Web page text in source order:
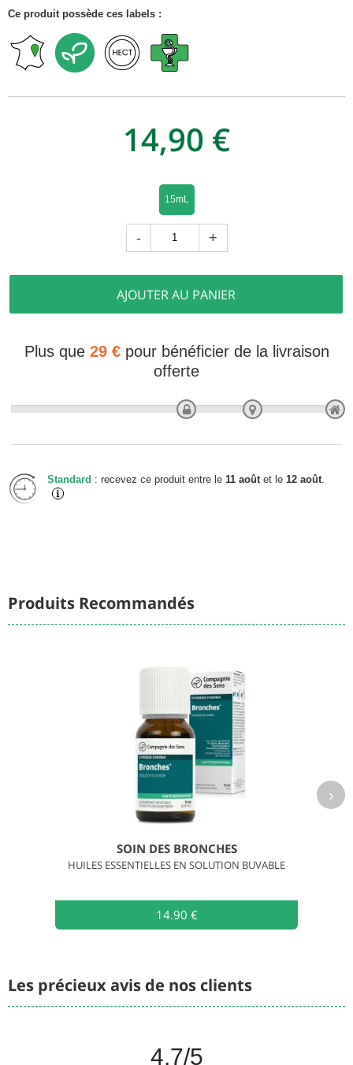
Ce produit possède ces labels :
14,90 €
15mL
- +
AJOUTER AU PANIER
Plus que 29 €pour bénéficier de la livraison
offerte
Standard : recevez ce produit entre le 11 août et le 12 août
Produits Recommandés
SOIN DES BRONCHES
HUILES ESSENTIELLES EN SOLUTION BUVABLE
14.90 €
›
Les précieux avis de nos clients
4.7/5